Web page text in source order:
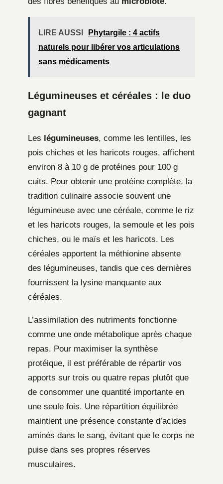
LIRE AUSSI
Phytargile : 4 actifs
naturels pour libérer vos articulations
sans médicaments
Légumineuses et céréales : le duo
gagnant
Les légumineuses, comme les lentilles, les
pois chiches et les haricots rouges, affichent
environ 8 à 10 g de protéines pour 100 g
cuits. Pour obtenir une protéine complète, la
tradition culinaire associe souvent une
légumineuse avec une céréale, comme le riz
et les haricots rouges, la semoule et les pois
chiches, ou le maïs et les haricots. Les
céréales apportent la méthionine absente
des légumineuses, tandis que ces dernières
fournissent la lysine manquante aux
céréales.
L’assimilation des nutriments fonctionne
comme une onde métabolique après chaque
repas. Pour maximiser la synthèse
protéique, il est préférable de répartir vos
apports sur trois ou quatre repas plutôt que
de consommer une quantité importante en
une seule fois. Une répartition équilibrée
maintient une présence constante d’acides
aminés dans le sang, évitant que le corps ne
puise dans ses propres réserves
musculaires.